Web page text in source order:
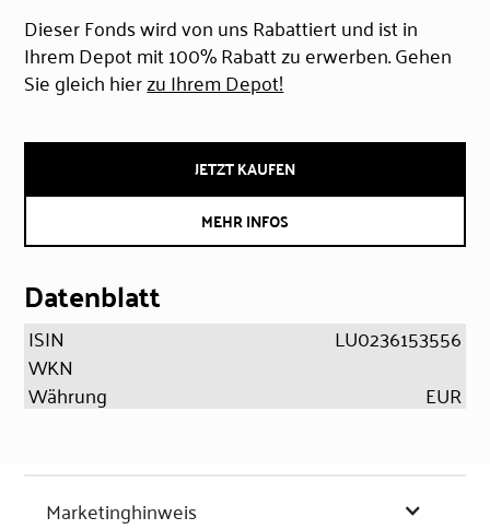
Dieser Fonds wird von uns Rabattiert und ist in
Ihrem Depot mit 100% Rabatt zu erwerben. Gehen
Sie gleich hierzu Ihrem Depot!
JETZT KAUFEN
MEHR INFOS
Datenblatt
ISIN
LU0236153556
WKN
Währung
EUR
Marketinghinweis